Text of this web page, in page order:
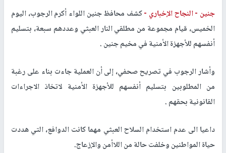
جنين -النجاح الإخباري -كشف محافظ جنين اللواء أكرم الرجوب، اليوم
الخميس، قيام مجموعة من مطلقي النار العبثي وعددهم سبعة، بتسليم
أنفسهم للأجهزة الأمنية في مخيم جنين .
وأشار الرجوب في تصريح صحفي، إلى أن العملية جاءت بناء على رغبة
من المطلوبين بتسليم أنفسهم للأجهزة الأمنية لاتخاذ الاجراءات
القانونية بحقهم .
داعيا الى عدم استخدام السلاح العبثي مهما كانت الدوافع، التي هددت
حياة المواطنين وخلفت حالة من اللاأمن والإزعاج.